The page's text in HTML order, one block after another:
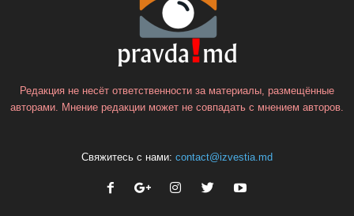
Редакция не несёт ответственности за материалы, размещённые
авторами. Мнение редакции может не совпадать с мнением авторов.
Свяжитесь с нами: contact@izvestia.md